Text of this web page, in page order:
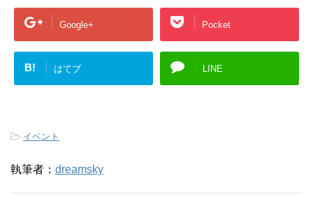
Google+ Pocket
B! はてブ LINE
-イベント
執筆者： dreamsky